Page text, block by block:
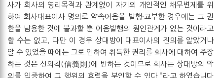
사가 회사의 영리목적과 관계없이 자기의 개인적인 채무변제를 위
하여 회사대표이사 명의로 약속어음을 발행·교부한 경우에는 그 권
한을 남용한 것에 불과할 뿐 어음발행의 원인관계가 없는 것이라고
할 수는 없고, 다만 이 경우 상대방이 대표이사의 진의를 알았거나
알 수 있었을 때에는 그로 인하여 취득한 권리를 회사에 대하여 주장
하는 것은 신의칙(信義則)에 반하는 것이므로 회사는 상대방의 악
의를 입증하여 그 행위의 효력을 부인할 수 있다.”라고 하였습니다